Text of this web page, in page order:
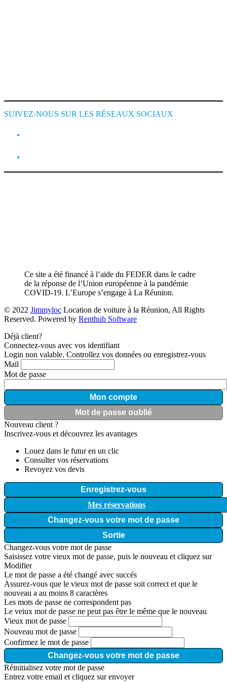
SUIVEZ-NOUS SUR LES RÉSEAUX SOCIAUX
Ce site a été financé à l’aide du FEDER dans le cadre
de la réponse de l’Union européenne à la pandémie
COVID-19. L’Europe s’engage à La Réunion.
© 2022 Jimmyloc Location de voiture à la Réunion, All Rights
Reserved. Powered by Renthub Software
Déjà client?
Connectez-vous avec vos identifiant
Login non valable. Controllez vos données ou enregistrez-vous
Mail
Mot de passe
Mon compte
Mot de passe oublié
Nouveau client ?
Inscrivez-vous et découvrez les avantages
Louez dans le futur en un clic
Consulter vos réservations
Revoyez vos devis
Enregistrez-vous
Mes réservations
Changez-vous votre mot de passe
Sortie
Changez-vous votre mot de passe
Saisissez votre vieux mot de passe, puis le nouveau et cliquez sur
Modifier
Le mot de passe a été changé avec succés
Assurez-vous que le vieux mot de passe soit correct et que le
nouveau a au moins 8 caractères
Les mots de passe ne correspondent pas
Le veiux mot de passe ne peut pas être le même que le nouveau
Vieux mot de passe
Nouveau mot de passe
Confirmez le mot de passe
Changez-vous votre mot de passe
Réinitialisez votre mot de passe
Entrez votre email et cliquez sur envoyer